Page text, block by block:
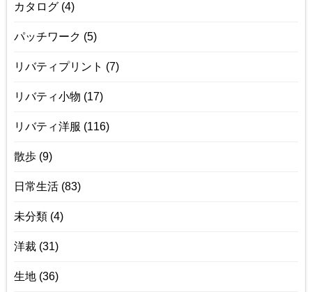
カタログ (4)
パッチワーク (5)
リバティプリント (7)
リバティ小物 (17)
リバティ洋服 (116)
散歩 (9)
日常生活 (83)
未分類 (4)
洋裁 (31)
生地 (36)